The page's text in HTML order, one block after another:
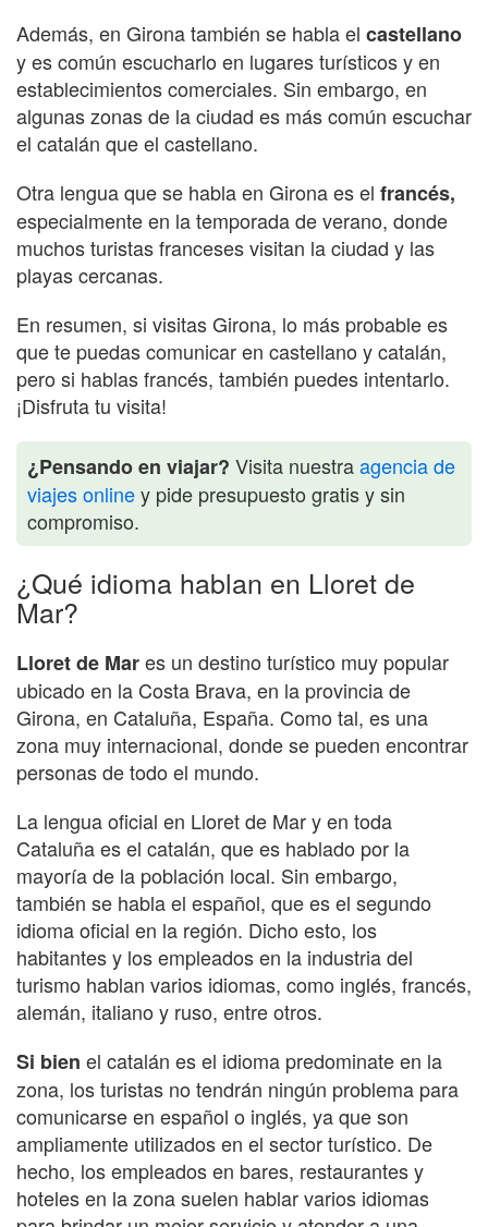
Además, en Girona también se habla el castellano
y es común escucharlo en lugares turísticos y en
establecimientos comerciales. Sin embargo, en
algunas zonas de la ciudad es más común escuchar
el catalán que el castellano.
Otra lengua que se habla en Girona es el francés,
especialmente en la temporada de verano, donde
muchos turistas franceses visitan la ciudad y las
playas cercanas.
En resumen, si visitas Girona, lo más probable es
que te puedas comunicar en castellano y catalán,
pero si hablas francés, también puedes intentarlo.
¡Disfruta tu visita!
¿Pensando en viajar? Visita nuestraagencia de
viajes onliney pide presupuesto gratis y sin
compromiso.
¿Qué idioma hablan en Lloret de
Mar?
Lloret de Mares un destino turístico muy popular
ubicado en la Costa Brava, en la provincia de
Girona, en Cataluña, España. Como tal, es una
zona muy internacional, donde se pueden encontrar
personas de todo el mundo.
La lengua oficial en Lloret de Mar y en toda
Cataluña es el catalán, que es hablado por la
mayoría de la población local. Sin embargo,
también se habla el español, que es el segundo
idioma oficial en la región. Dicho esto, los
habitantes y los empleados en la industria del
turismo hablan varios idiomas, como inglés, francés,
alemán, italiano y ruso, entre otros.
Si bien el catalán es el idioma predominate en la
zona, los turistas no tendrán ningún problema para
comunicarse en español o inglés, ya que son
ampliamente utilizados en el sector turístico. De
hecho, los empleados en bares, restaurantes y
hoteles en la zona suelen hablar varios idiomas